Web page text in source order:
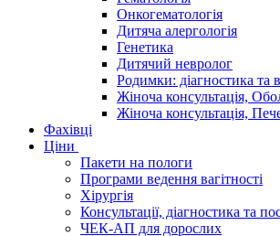
Онкогематологія
Дитяча алергологія
Генетика
Дитячий невролог
Родимки: діагностика та
Жіноча консультація,
Жіноча консультація,
Фахівці
Ціни
Пакети на пологи
Програми ведення вагітності
Хірургія
Консультації, діагностика та
ЧЕК-АП для дорослих